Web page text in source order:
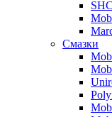
Смазки